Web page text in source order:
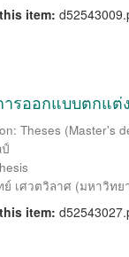
item:
ารออกแบบตกแต่
Theses (Master's
เศวตวิลาศ (มหาวิทย
item: